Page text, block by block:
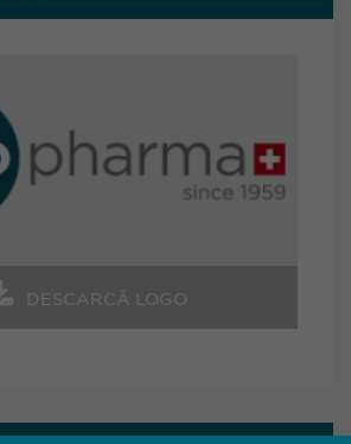
DESCARCĂ LOGO